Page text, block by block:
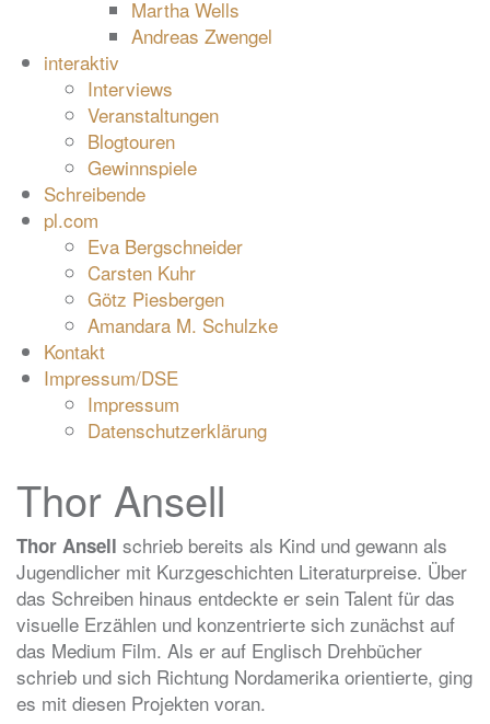
Martha Wells
Andreas Zwengel
interaktiv
Interviews
Veranstaltungen
Blogtouren
Gewinnspiele
Schreibende
pl.com
Eva Bergschneider
Carsten Kuhr
Götz Piesbergen
Amandara M. Schulzke
Kontakt
Impressum/DSE
Impressum
Datenschutzerklärung
Thor Ansell
Thor Ansell schrieb bereits als Kind und gewann als
Jugendlicher mit Kurzgeschichten Literaturpreise. Über
das Schreiben hinaus entdeckte er sein Talent für das
visuelle Erzählen und konzentrierte sich zunächst auf
das Medium Film. Als er auf Englisch Drehbücher
schrieb und sich Richtung Nordamerika orientierte, ging
es mit diesen Projekten voran.